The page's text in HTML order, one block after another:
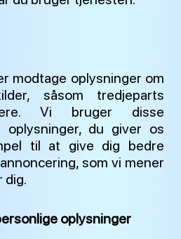
modtage oplysninger om
såsom tredjeparts
Vi bruger disse
oplysninger, du giver os
til at give dig bedre
som vi mener
dig.
oplysninger